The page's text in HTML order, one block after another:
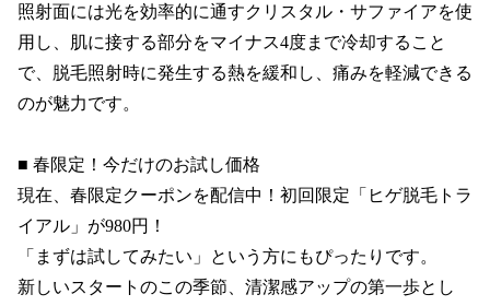
照射面には光を効率的に通すクリスタル・サファイアを使
用し、肌に接する部分をマイナス4度まで冷却すること
で、脱毛照射時に発生する熱を緩和し、痛みを軽減できる
のが魅力です。
■ 春限定！今だけのお試し価格
現在、春限定クーポンを配信中！初回限定「ヒゲ脱毛トラ
イアル」が980円！
「まずは試してみたい」という方にもぴったりです。
新しいスタートのこの季節、清潔感アップの第一歩とし